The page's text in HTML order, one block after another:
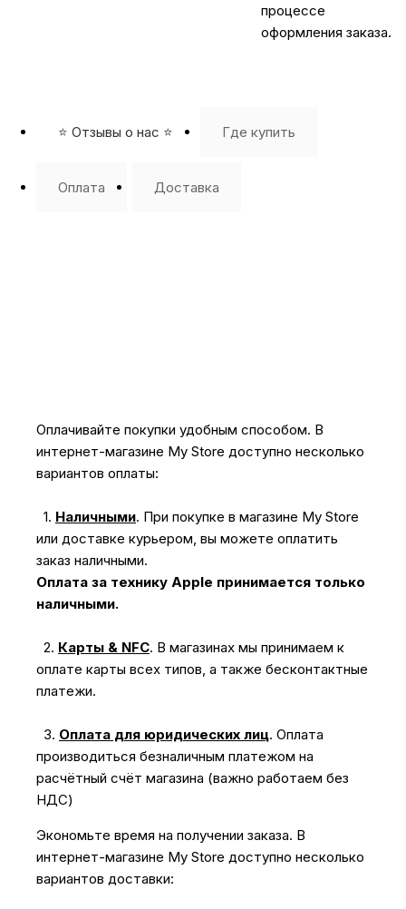
процессе
оформления заказа.
⭐️ Отзывы о нас ⭐️ Где купить
Оплата Доставка
Оплачивайте покупки удобным способом. В
интернет-магазине My Store доступно несколько
вариантов оплаты:
1. Наличными. При покупке в магазине My Store
или доставке курьером, вы можете оплатить
заказ наличными.
Оплата за технику Apple принимается только
наличными.
2. Карты & NFC. В магазинах мы принимаем к
оплате карты всех типов, а также бесконтактные
платежи.
3. Оплата для юридических лиц. Оплата
производиться безналичным платежом на
расчётный счёт магазина (важно работаем без
НДС)
Экономьте время на получении заказа. В
интернет-магазине My Store доступно несколько
вариантов доставки: